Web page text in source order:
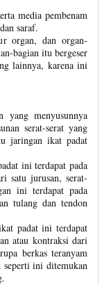
media pembenam
saraf.
organ, dan organ-
bagian itu bergeser
lainnya, karena ini
yang menyusunnya
serat-serat yang
jaringan ikat padat
ini terdapat pada
satu jurusan, serat-
ini terdapat pada
tulang dan tendon
padat ini terdapat
atau kontraksi dari
berkas teranyam
seperti ini ditemukan